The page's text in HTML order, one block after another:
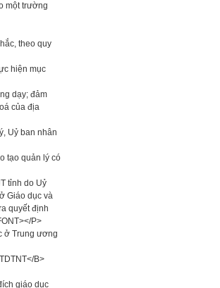
một trường
theo quy
hiện mục
dạy; đảm
của địa
Uỷ ban nhân
tạo quản lý có
tỉnh do Uỷ
Giáo dục và
quyết định
P>
ở Trung ương
B>
giáo dục